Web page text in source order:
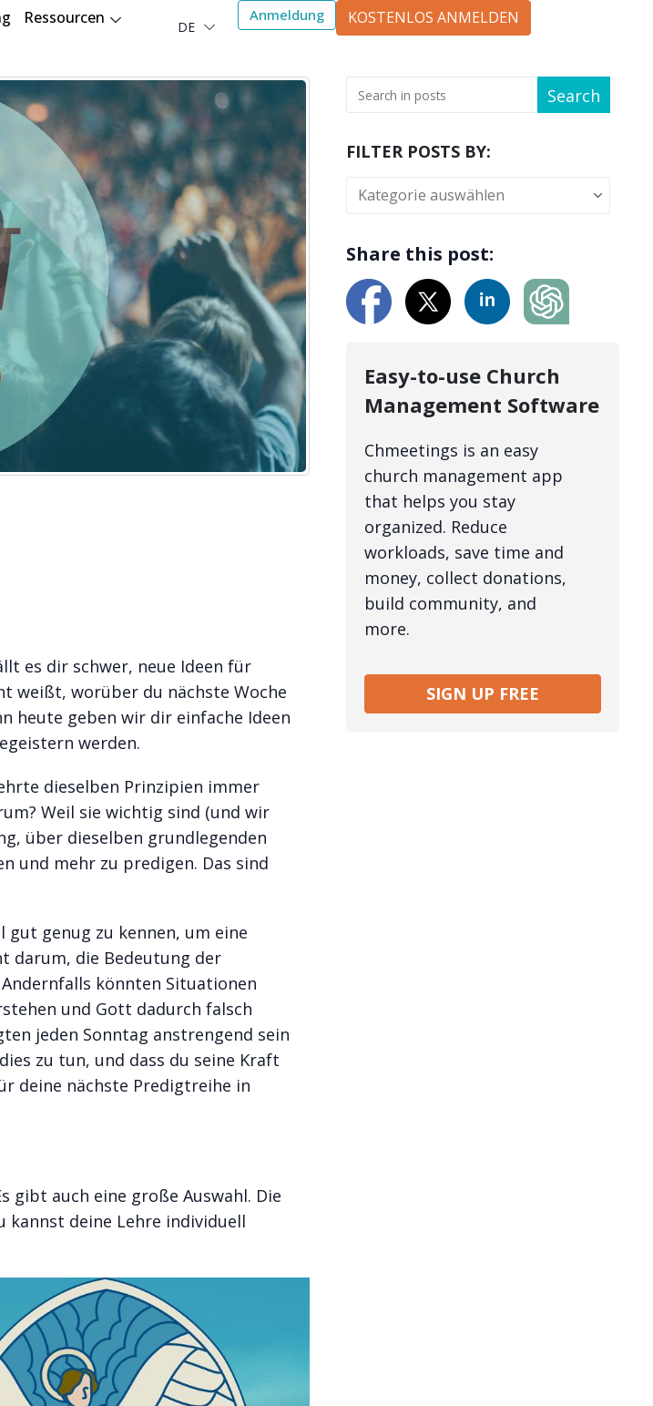
Ressourcen DE
العربية
Anmeldung KOSTENLOS ANMELDEN
es dir schwer, neue Ideen für
weißt, worüber du nächste Woche
heute geben wir dir einfache Ideen
werden.
dieselben Prinzipien immer
Weil sie wichtig sind (und wir
über dieselben grundlegenden
und mehr zu predigen. Das sind
genug zu kennen, um eine
darum, die Bedeutung der
könnten Situationen
und Gott dadurch falsch
jeden Sonntag anstrengend sein
zu tun, und dass du seine Kraft
deine nächste Predigtreihe in
gibt auch eine große Auswahl. Die
kannst deine Lehre individuell
Search
FILTER POSTS BY:
Share this post:
Easy-to-use Church
Management Software
Chmeetings is an easy
church management app
that helps you stay
organized. Reduce
workloads, save time and
money, collect donations,
build community, and
more.
SIGN UP FREE